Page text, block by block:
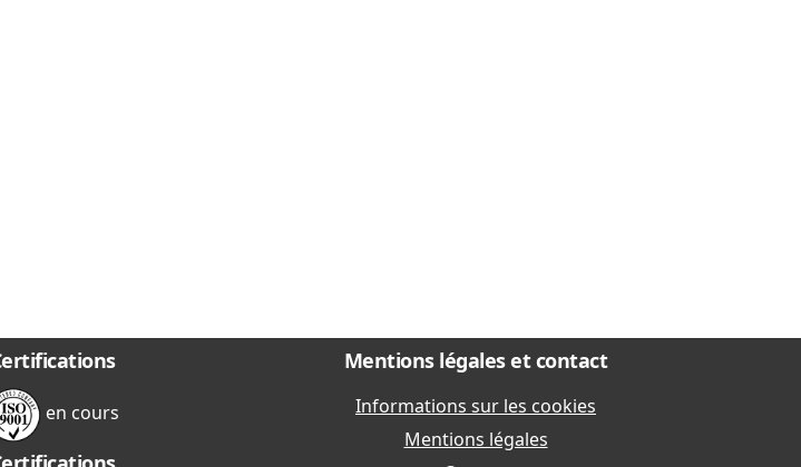
en cours
Mentions légales et contact
Informations sur les cookies
Mentions légales